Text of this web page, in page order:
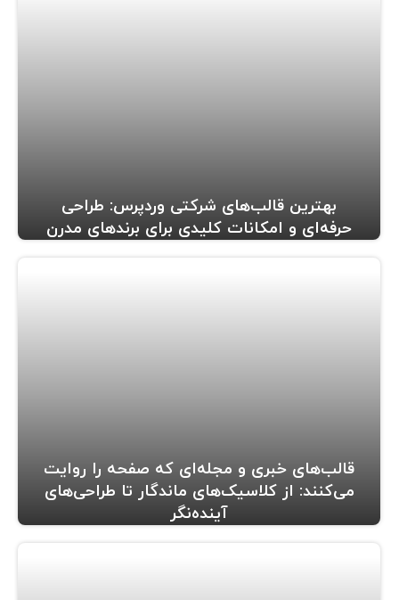
بهترین قالب‌های شرکتی وردپرس: طراحی
حرفه‌ای و امکانات کلیدی برای برندهای مدرن
قالب‌های خبری و مجله‌ای که صفحه را روایت
می‌کنند: از کلاسیک‌های ماندگار تا طراحی‌های
آینده‌نگر